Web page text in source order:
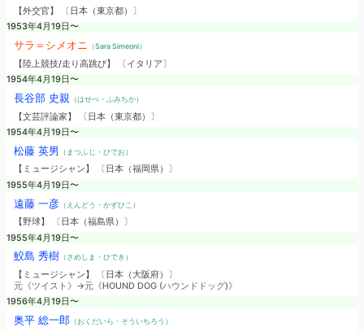
【外交官】 〔日本（東京都）〕
1953年4月19日〜
サラ＝シメオニ （Sara Simeoni）
【陸上競技/走り高跳び】 〔イタリア〕
1954年4月19日〜
長谷部 史親 （はせべ・ふみちか）
【文芸評論家】 〔日本（東京都）〕
1954年4月19日〜
松藤 英男 （まつふじ・ひでお）
【ミュージシャン】 〔日本（福岡県）〕
1955年4月19日〜
遠藤 一彦（えんどう・かずひこ）
【野球】 〔日本（福島県）〕
1955年4月19日〜
鮫島 秀樹（さめしま・ひでき）
【ミュージシャン】 〔日本（大阪府）〕
元《ツイスト》→元《HOUND DOG (ハウンドドッグ)》
1956年4月19日〜
奥平 総一郎（おくだいら・そういちろう）